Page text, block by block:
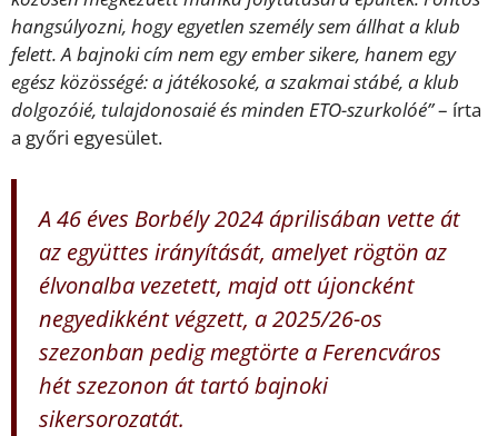
hangsúlyozni, hogy egyetlen személy sem állhat a klub
felett. A bajnoki cím nem egy ember sikere, hanem egy
egész közösségé: a játékosoké, a szakmai stábé, a klub
dolgozóié, tulajdonosaié és minden ETO-szurkolóé”– írta
a győri egyesület.
A 46 éves Borbély 2024 áprilisában vette át
az együttes irányítását, amelyet rögtön az
élvonalba vezetett, majd ott újoncként
negyedikként végzett, a 2025/26-os
szezonban pedig megtörte a Ferencváros
hét szezonon át tartó bajnoki
sikersorozatát.